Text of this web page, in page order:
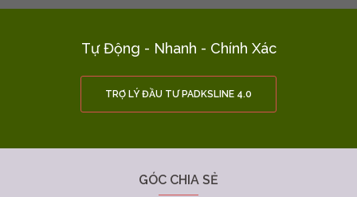
Tự Động - Nhanh - Chính Xác
TRỢ LÝ ĐẦU TƯ PADKSLINE 4.0
GÓC CHIA SẺ